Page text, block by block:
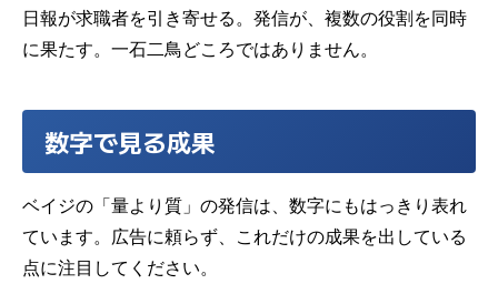
日報が求職者を引き寄せる。発信が、複数の役割を同時
に果たす。一石二鳥どころではありません。
数字で見る成果
ベイジの「量より質」の発信は、数字にもはっきり表れ
ています。広告に頼らず、これだけの成果を出している
点に注目してください。